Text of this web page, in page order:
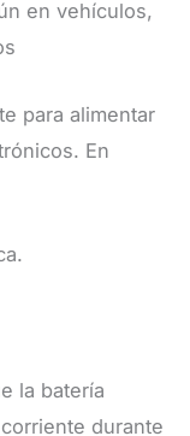
en vehículos,
para alimentar
En
la batería
durante